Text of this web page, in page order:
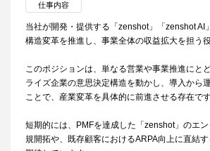
仕事内容
当社が開発・提供する「zenshot」「zenshot AI
構造変革を推進し、事業全体の収益拡大を担う
このポジションは、単なる営業や事業推進にと
ライズ企業の意思決定構造を動かし、導入から
ことで、産業変革を具体的に前進させる存在です
短期的には、PMFを達成した「zenshot」のエ
規開拓や、既存顧客におけるARPA向上に直結